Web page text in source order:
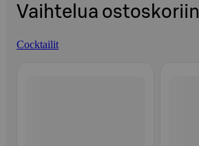
Vaihtelua ostoskoriin
Cocktailit